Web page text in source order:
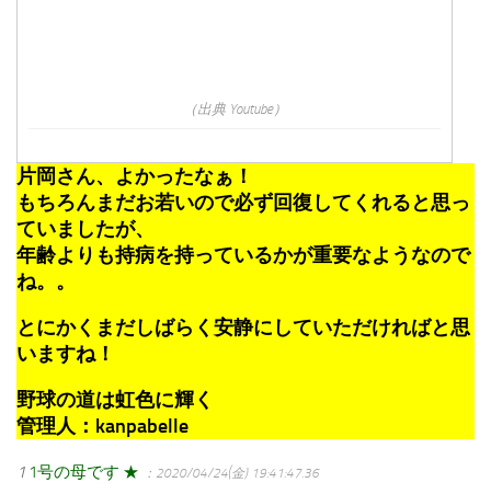
（出典 Youtube）
片岡さん、よかったなぁ！
もちろんまだお若いので必ず回復してくれると思っ
ていましたが、
年齢よりも持病を持っているかが重要なようなので
ね。。
とにかくまだしばらく安静にしていただければと思
いますね！
野球の道は虹色に輝く
管理人：kanpabelle
1 1号の母です ★ ：2020/04/24(金) 19:41:47.36